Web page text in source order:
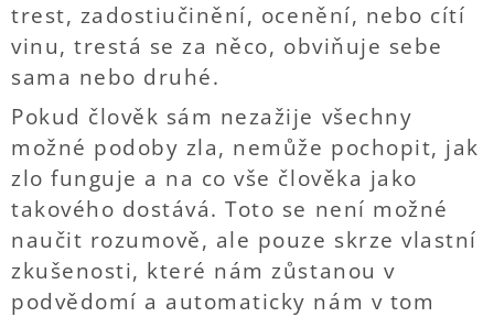
trest, zadostiučinění, ocenění, nebo cítí
vinu, trestá se za něco, obviňuje sebe
sama nebo druhé.
Pokud člověk sám nezažije všechny
možné podoby zla, nemůže pochopit, jak
zlo funguje a na co vše člověka jako
takového dostává. Toto se není možné
naučit rozumově, ale pouze skrze vlastní
zkušenosti, které nám zůstanou v
podvědomí a automaticky nám v tom